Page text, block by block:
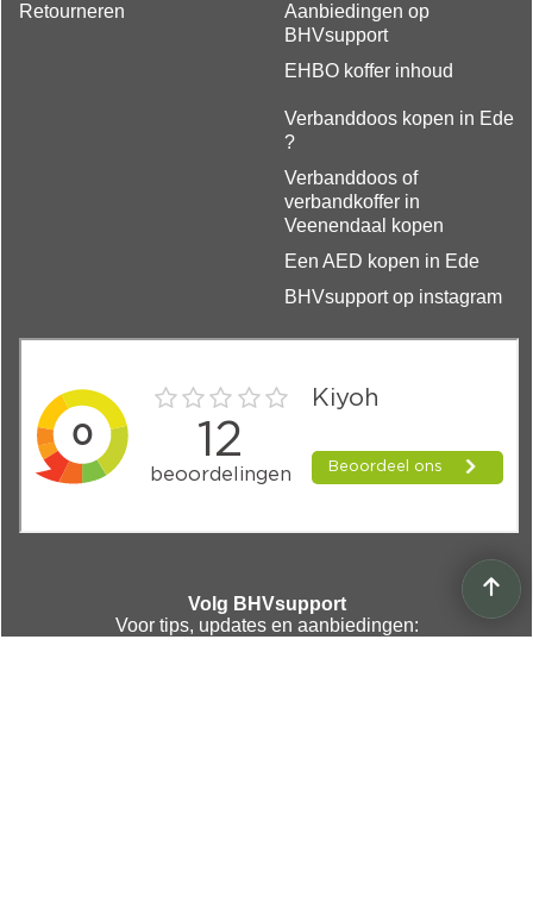
Retourneren
Aanbiedingen op
BHVsupport
EHBO koffer inhoud
Verbanddoos kopen in Ede
?
Verbanddoos of
verbandkoffer in
Veenendaal kopen
Een AED kopen in Ede
BHVsupport op instagram
Volg BHVsupport
Voor tips, updates en aanbiedingen: